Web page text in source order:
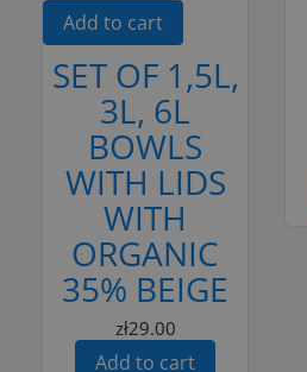
Add to cart
SET OF 1,5L,
3L, 6L
BOWLS
WITH LIDS
WITH
ORGANIC
35% BEIGE
zł29.00
Add to cart